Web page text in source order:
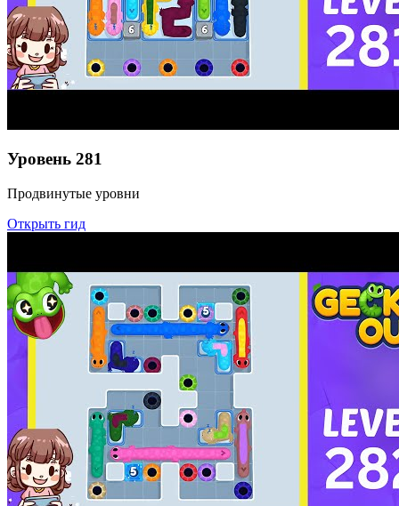
Уровень 281
Продвинутые уровни
Открыть гид